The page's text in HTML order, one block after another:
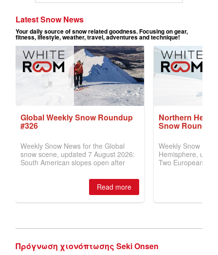
Πρόγνωση χιονόπτωσης Seki Onsen